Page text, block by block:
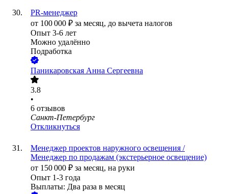
PR-менеджер
от 100 000 ₽ за месяц, до вычета налогов
Опыт 3-6 лет
Можно удалённо
Подработка
Паникаровская Анна Сергеевна
3.8
•
6 отзывов
Санкт-Петербург
Откликнуться
Менеджер проектов наружного освещения /
Менеджер по продажам (экстерьерное освещение)
от 150 000 ₽ за месяц, на руки
Опыт 1-3 года
Выплаты: Два раза в месяц